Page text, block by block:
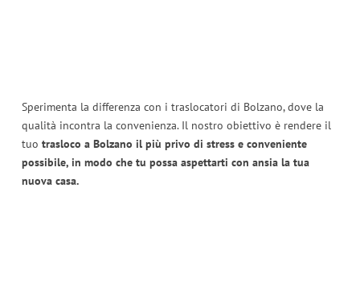
Sperimenta la differenza con i traslocatori di Bolzano, dove la
qualità incontra la convenienza. Il nostro obiettivo è rendere il
tuo trasloco a Bolzano il più privo di stress e conveniente
possibile, in modo che tu possa aspettarti con ansia la tua
nuova casa.